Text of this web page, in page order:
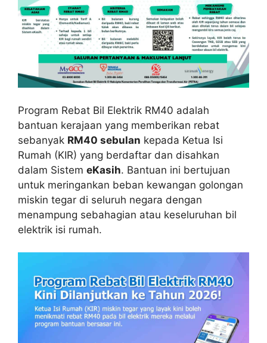
Program Rebat Bil Elektrik RM40 adalah
bantuan kerajaan yang memberikan rebat
sebanyak RM40 sebulan kepada Ketua Isi
Rumah (KIR) yang berdaftar dan disahkan
dalam Sistem eKasih. Bantuan ini bertujuan
untuk meringankan beban kewangan golongan
miskin tegar di seluruh negara dengan
menampung sebahagian atau keseluruhan bil
elektrik isi rumah.